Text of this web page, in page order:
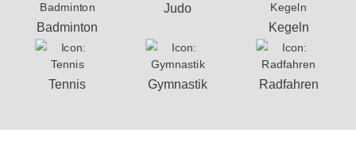
Badminton
Judo
Kegeln
Tennis Gymnastik Radfahren